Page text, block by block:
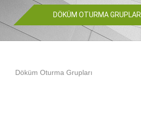
DÖKÜM OTURMA GRUPLARI
Döküm Oturma Grupları